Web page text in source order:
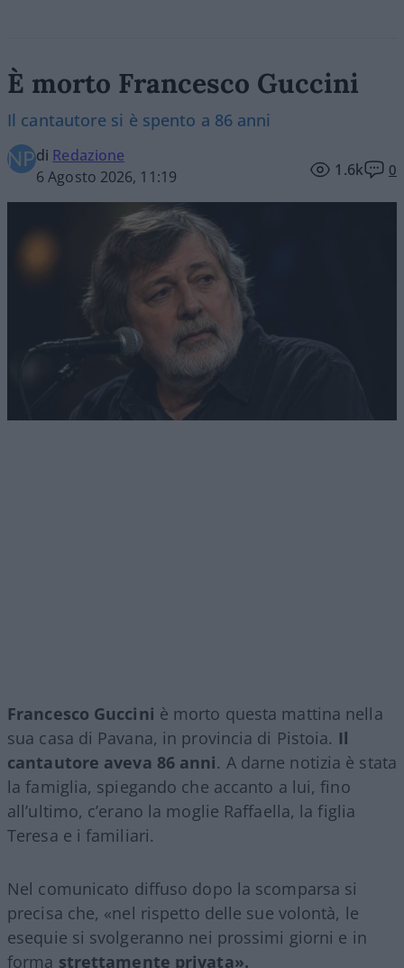
È morto Francesco Guccini
Il cantautore si è spento a 86 anni
di Redazione
6 Agosto 2026, 11:19
1.6k 0
Francesco Guccini è morto questa mattina nella
sua casa di Pavana, in provincia di Pistoia. Il
cantautore aveva 86 anni. A darne notizia è stata
la famiglia, spiegando che accanto a lui, fino
all’ultimo, c’erano la moglie Raffaella, la figlia
Teresa e i familiari.
Nel comunicato diffuso dopo la scomparsa si
precisa che, «nel rispetto delle sue volontà, le
esequie si svolgeranno nei prossimi giorni e in
forma strettamente privata».